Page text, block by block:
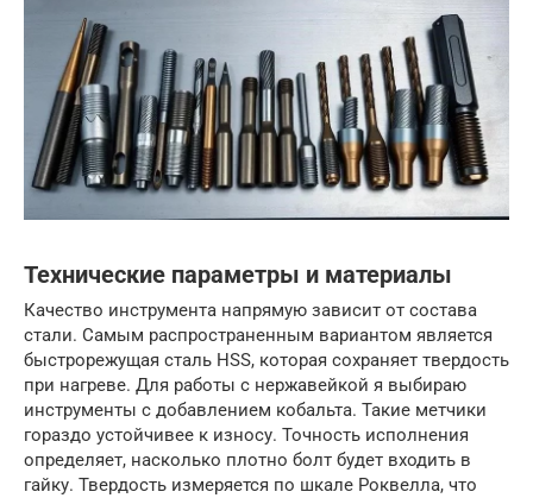
Технические параметры и материалы
Качество инструмента напрямую зависит от состава
стали. Самым распространенным вариантом является
быстрорежущая сталь HSS, которая сохраняет твердость
при нагреве. Для работы с нержавейкой я выбираю
инструменты с добавлением кобальта. Такие метчики
гораздо устойчивее к износу. Точность исполнения
определяет, насколько плотно болт будет входить в
гайку. Твердость измеряется по шкале Роквелла, что